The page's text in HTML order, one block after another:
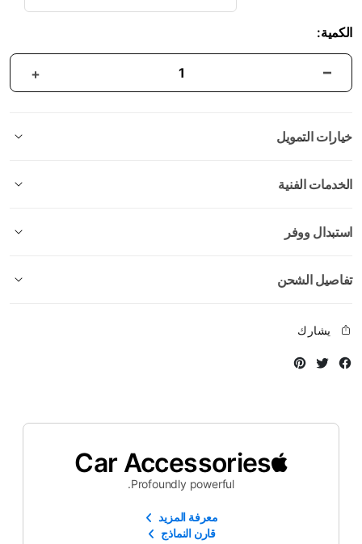
الكمية:
خيارات التمويل
الخدمات الفنية
استبدال ووفر
تفاصيل الشحن
يشارك
Facebook
Twitter
Car Accessories
Profoundly powerful.
معرفة المزيد
قارن النماذج